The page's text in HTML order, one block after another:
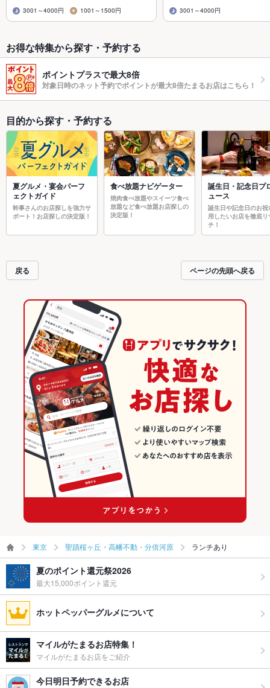
3001～4000円 1001～1500円 3001～4000円
お得な特集から探す・予約する
ポイントプラスで最大8倍
対象日時のネット予約でポイントが最大8倍たまるお店はこちら！
目的から探す・予約する
夏グルメ・宴会パーフ
ェクトガイド
幹事さんのお店探しを強力サ
ポート！お店探しの決定版！
食べ放題ナビゲーター
焼肉食べ放題やスイーツ食べ
放題など食べ放題お店探しの
決定版！
誕生日・記念日プ
ュース
誕生日や記念日のお祝
用したいお店を徹底リ
チ！
戻る ページの先頭へ戻る
東京 聖蹟桜ヶ丘・高幡不動・分倍河原 ランチあり
夏のポイント還元祭2026
最大15,000ポイント還元
ホットペッパーグルメについて
マイルがたまるお店特集！
マイルがたまるお店をご紹介
今日明日予約できるお店